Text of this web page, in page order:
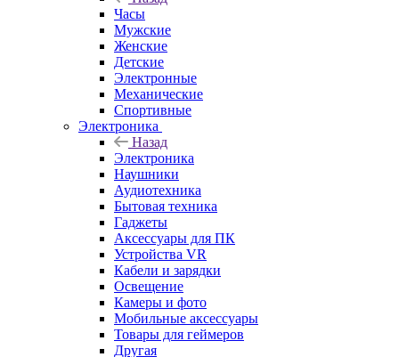
Часы
Мужские
Женские
Детские
Электронные
Механические
Спортивные
Электроника
Назад
Электроника
Наушники
Аудиотехника
Бытовая техника
Гаджеты
Аксессуары для ПК
Устройства VR
Кабели и зарядки
Освещение
Камеры и фото
Мобильные аксессуары
Товары для геймеров
Другая